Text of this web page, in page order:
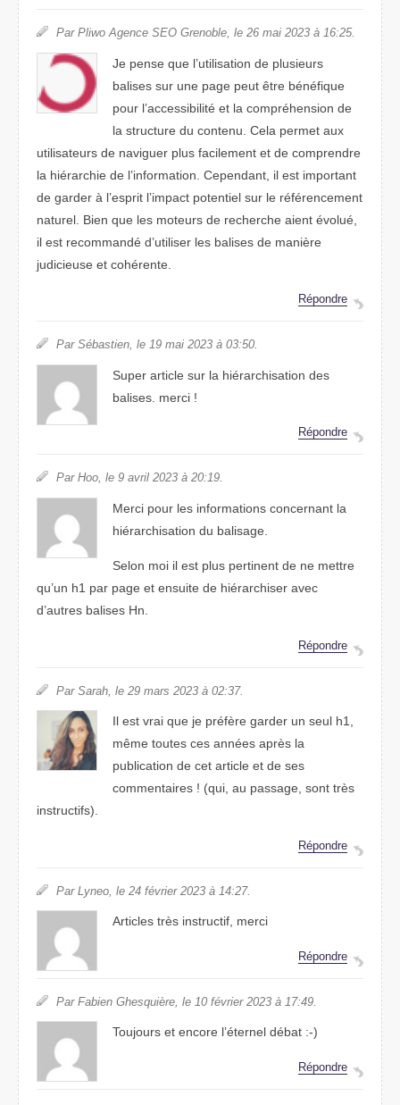
Par Pliwo Agence SEO Grenoble, le 26 mai 2023 à 16:25.
Je pense que l’utilisation de plusieurs
balises sur une page peut être bénéfique
pour l’accessibilité et la compréhension de
la structure du contenu. Cela permet aux
utilisateurs de naviguer plus facilement et de comprendre
la hiérarchie de l’information. Cependant, il est important
de garder à l’esprit l’impact potentiel sur le référencement
naturel. Bien que les moteurs de recherche aient évolué,
il est recommandé d’utiliser les balises de manière
judicieuse et cohérente.
Répondre
Par Sébastien, le 19 mai 2023 à 03:50.
Super article sur la hiérarchisation des
balises. merci !
Répondre
Par Hoo, le 9 avril 2023 à 20:19.
Merci pour les informations concernant la
hiérarchisation du balisage.
Selon moi il est plus pertinent de ne mettre
qu’un h1 par page et ensuite de hiérarchiser avec
d’autres balises Hn.
Répondre
Par Sarah, le 29 mars 2023 à 02:37.
Il est vrai que je préfère garder un seul h1,
même toutes ces années après la
publication de cet article et de ses
commentaires ! (qui, au passage, sont très
instructifs).
Répondre
Par Lyneo, le 24 février 2023 à 14:27.
Articles très instructif, merci
Répondre
Par Fabien Ghesquière, le 10 février 2023 à 17:49.
Toujours et encore l’éternel débat :-)
Répondre